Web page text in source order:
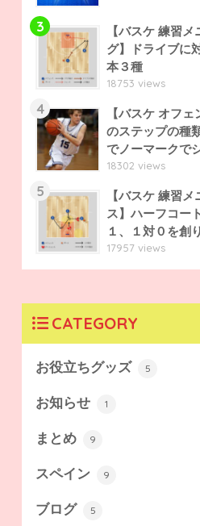
3
【バスケ 練習
グ】ドライブに
本３種
18753 views
4
【バスケ オフ
のステップの種
でノーマークで
18302 views
5
【バスケ 練習
ス】ハーフコー
１、１対０を創
17957 views
CATEGORY
お役立ちグッズ 5
お知らせ 1
まとめ 9
スペイン 9
ブログ 5